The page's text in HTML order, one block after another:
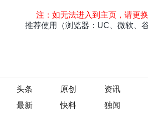
头条 原创 资讯
最新
快料 独闻